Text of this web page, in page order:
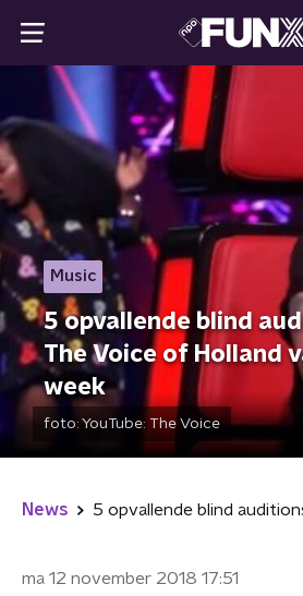
Music
5 opvallende blind
The Voice of Holland
week
foto: YouTube: The Voice
News
ma 12 november 2018 17:51